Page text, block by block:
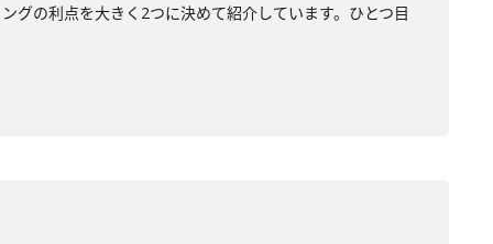
グの利点を大きく2つに決めて紹介しています。ひとつ目